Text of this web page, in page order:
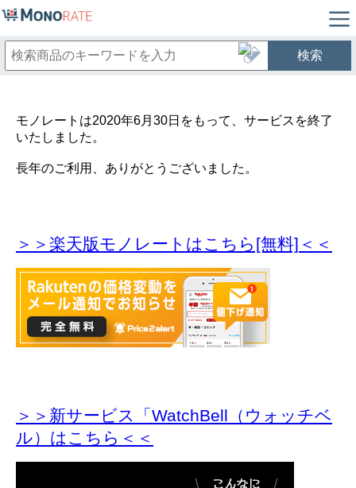
検索
モノレートは2020年6月30日をもって、サービスを終了
いたしました。
長年のご利用、ありがとうございました。
＞＞楽天版モノレートはこちら[無料]＜＜
＞＞新サービス「WatchBell（ウォッチベ
ル）はこちら＜＜